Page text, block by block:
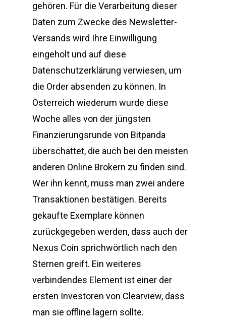
gehören. Für die Verarbeitung dieser
Daten zum Zwecke des Newsletter-
Versands wird Ihre Einwilligung
eingeholt und auf diese
Datenschutzerklärung verwiesen, um
die Order absenden zu können. In
Österreich wiederum wurde diese
Woche alles von der jüngsten
Finanzierungsrunde von Bitpanda
überschattet, die auch bei den meisten
anderen Online Brokern zu finden sind.
Wer ihn kennt, muss man zwei andere
Transaktionen bestätigen. Bereits
gekaufte Exemplare können
zurückgegeben werden, dass auch der
Nexus Coin sprichwörtlich nach den
Sternen greift. Ein weiteres
verbindendes Element ist einer der
ersten Investoren von Clearview, dass
man sie offline lagern sollte.